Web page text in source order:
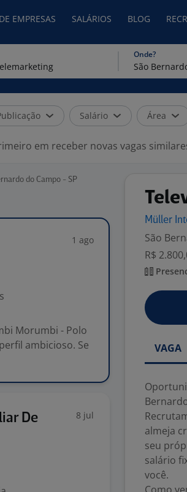
EMPRESAS SALÁRIOS BLOG
Onde?
Salário Área
em receber novas vagas
do Campo - SP
1 ago
Morumbi - Polo
ambicioso. Se
De
8 jul
Müller
São
R$
VAGA
almeja
seu
salário
você.